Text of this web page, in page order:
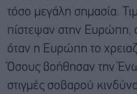
τόσο μεγάλη σημασία.
πίστεψαν στην Ευρώπη,
όταν η Ευρώπη το
Όσους βοήθησαν την
στιγμές σοβαρού